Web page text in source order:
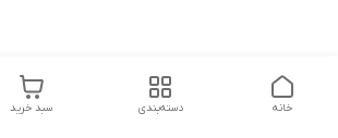
سبد خرید دسته‌بندی خانه